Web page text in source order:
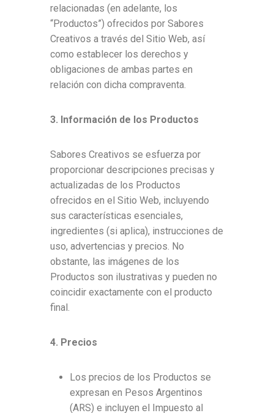
relacionadas (en adelante, los
“Productos”) ofrecidos por Sabores
Creativos a través del Sitio Web, así
como establecer los derechos y
obligaciones de ambas partes en
relación con dicha compraventa.
3. Información de los Productos
Sabores Creativos se esfuerza por
proporcionar descripciones precisas y
actualizadas de los Productos
ofrecidos en el Sitio Web, incluyendo
sus características esenciales,
ingredientes (si aplica), instrucciones de
uso, advertencias y precios. No
obstante, las imágenes de los
Productos son ilustrativas y pueden no
coincidir exactamente con el producto
final.
4. Precios
Los precios de los Productos se
expresan en Pesos Argentinos
(ARS) e incluyen el Impuesto al